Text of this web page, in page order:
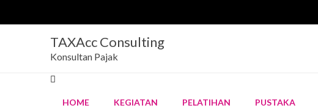
TAXAcc Consulting
Konsultan Pajak
HOME KEGIATAN PELATIHAN PUSTAKA